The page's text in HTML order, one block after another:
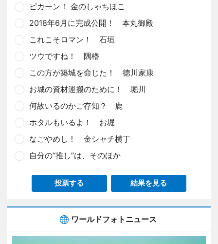
ピカーン！ 金のしゃちほこ
2018年6月に完成公開！ 本丸御殿
これこそロマン！ 石垣
ツウですね！ 隅櫓
この方が築城を命じた！ 徳川家康
お城の資材運搬のために！ 堀川
何故いるのかご存知？ 鹿
ホタルもいるよ！ お堀
なごやめし！ 金シャチ横丁
自分の“推し”は、そのほか
投票する 結果を見る
ワールドフォトニュース